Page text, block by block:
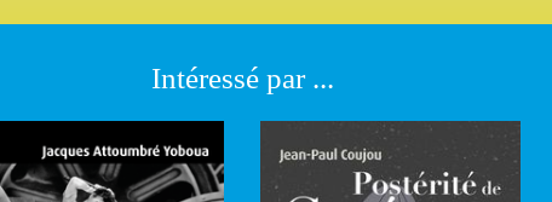
Intéressé par ...